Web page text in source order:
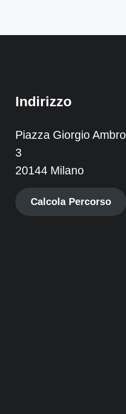
Indirizzo
Piazza Giorgio
3
20144 Milano
Calcola Percorso